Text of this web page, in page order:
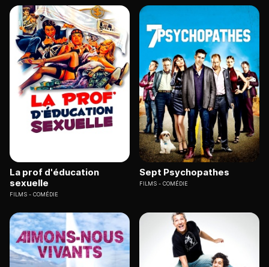
La prof d'éducation
sexuelle
FILMS COMÉDIE
Sept Psychopathes
FILMS COMÉDIE